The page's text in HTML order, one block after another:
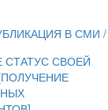
В СМИ /
СТАТУС СВОЕЙ